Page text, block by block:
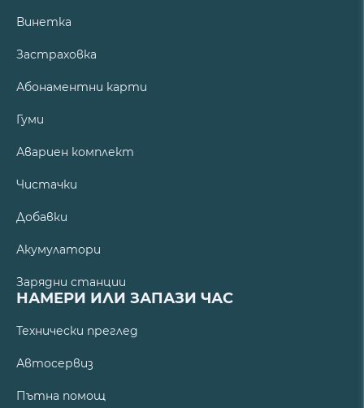
Винетка
Застраховка
Абонаментни карти
Гуми
Авариен комплект
Чистачки
Добавки
Акумулатори
Зарядни станции
НАМЕРИ ИЛИ ЗАПАЗИ ЧАС
Технически преглед
Автосервиз
Пътна помощ